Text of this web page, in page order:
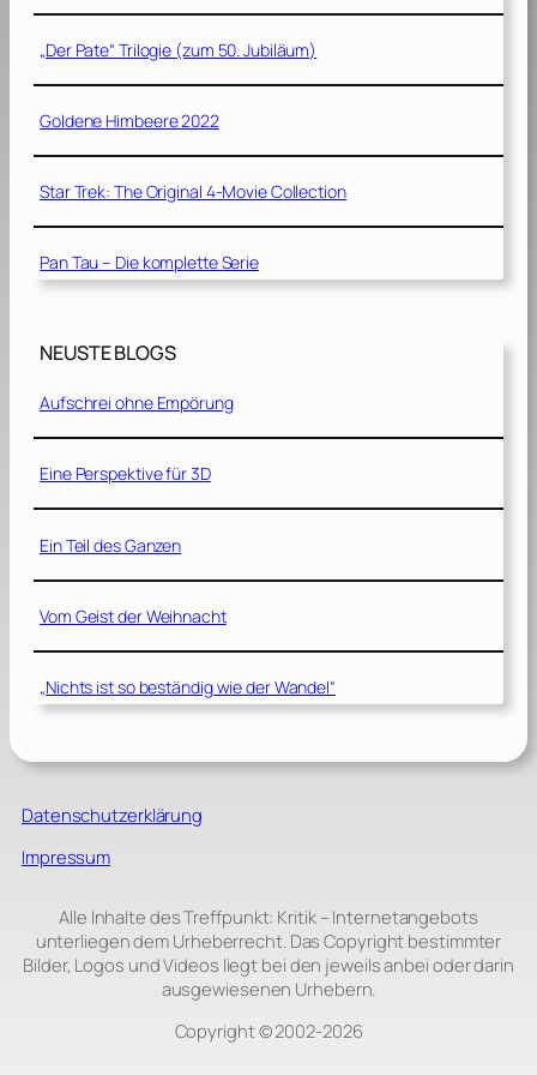
„Der Pate“ Trilogie (zum 50. Jubiläum)
Goldene Himbeere 2022
Star Trek: The Original 4-Movie Collection
Pan Tau – Die komplette Serie
NEUSTE BLOGS
Aufschrei ohne Empörung
Eine Perspektive für 3D
Ein Teil des Ganzen
Vom Geist der Weihnacht
„Nichts ist so beständig wie der Wandel“
Datenschutzerklärung
Impressum
Alle Inhalte des Treffpunkt: Kritik – Internetangebots
unterliegen dem Urheberrecht. Das Copyright bestimmter
Bilder, Logos und Videos liegt bei den jeweils anbei oder darin
ausgewiesenen Urhebern.
Copyright © 2002‑2026